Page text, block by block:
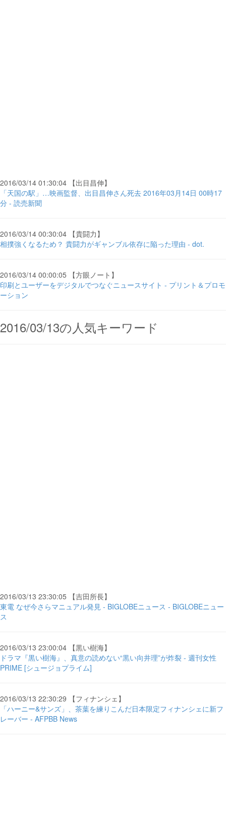
2016/03/14 01:30:04 【出目昌伸】
「天国の駅」…映画監督、出目昌伸さん死去 2016年03月14日 00時17
分 - 読売新聞
2016/03/14 00:30:04 【貴闘力】
相撲強くなるため？ 貴闘力がギャンブル依存に陥った理由 - dot.
2016/03/14 00:00:05 【方眼ノート】
印刷とユーザーをデジタルでつなぐニュースサイト - プリント＆プロモ
ーション
2016/03/13の人気キーワード
2016/03/13 23:30:05 【吉田所長】
東電 なぜ今さらマニュアル発見 - BIGLOBEニュース - BIGLOBEニュー
ス
2016/03/13 23:00:04 【黒い樹海】
ドラマ『黒い樹海』、真意の読めない“黒い向井理”が炸裂 - 週刊女性
PRIME [シュージョプライム]
2016/03/13 22:30:29 【フィナンシェ】
「ハーニー&サンズ」、茶葉を練りこんだ日本限定フィナンシェに新フ
レーバー - AFPBB News